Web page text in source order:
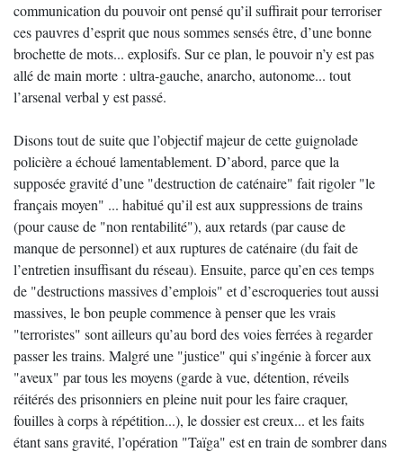
communication du pouvoir ont pensé qu’il suffirait pour terroriser
ces pauvres d’esprit que nous sommes sensés être, d’une bonne
brochette de mots... explosifs. Sur ce plan, le pouvoir n’y est pas
allé de main morte : ultra-gauche, anarcho, autonome... tout
l’arsenal verbal y est passé.
Disons tout de suite que l’objectif majeur de cette guignolade
policière a échoué lamentablement. D’abord, parce que la
supposée gravité d’une "destruction de caténaire" fait rigoler "le
français moyen" ... habitué qu’il est aux suppressions de trains
(pour cause de "non rentabilité"), aux retards (par cause de
manque de personnel) et aux ruptures de caténaire (du fait de
l’entretien insuffisant du réseau). Ensuite, parce qu’en ces temps
de "destructions massives d’emplois" et d’escroqueries tout aussi
massives, le bon peuple commence à penser que les vrais
"terroristes" sont ailleurs qu’au bord des voies ferrées à regarder
passer les trains. Malgré une "justice" qui s’ingénie à forcer aux
"aveux" par tous les moyens (garde à vue, détention, réveils
réitérés des prisonniers en pleine nuit pour les faire craquer,
fouilles à corps à répétition...), le dossier est creux... et les faits
étant sans gravité, l’opération "Taïga" est en train de sombrer dans